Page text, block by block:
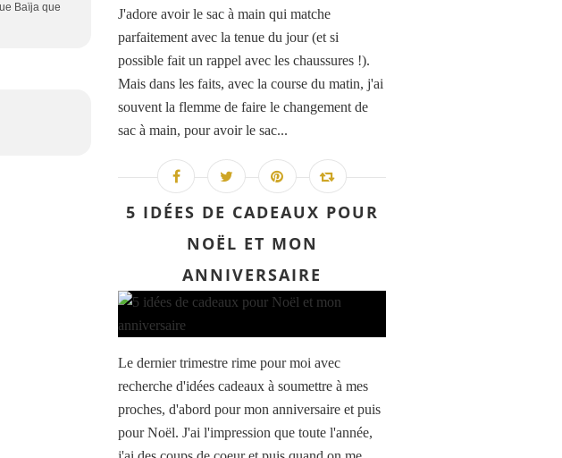
Baïja que
J'adore avoir le sac à main qui matche
parfaitement avec la tenue du jour (et si
possible fait un rappel avec les chaussures !).
Mais dans les faits, avec la course du matin, j'ai
souvent la flemme de faire le changement de
sac à main, pour avoir le sac...
5 IDÉES DE CADEAUX POUR
NOËL ET MON
ANNIVERSAIRE
Le dernier trimestre rime pour moi avec
recherche d'idées cadeaux à soumettre à mes
proches, d'abord pour mon anniversaire et puis
pour Noël. J'ai l'impression que toute l'année,